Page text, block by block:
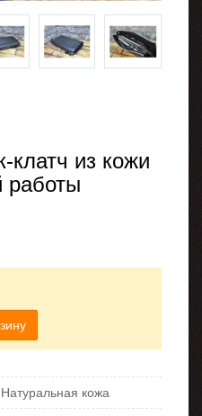
из кожи
работы
Натуральная кожа